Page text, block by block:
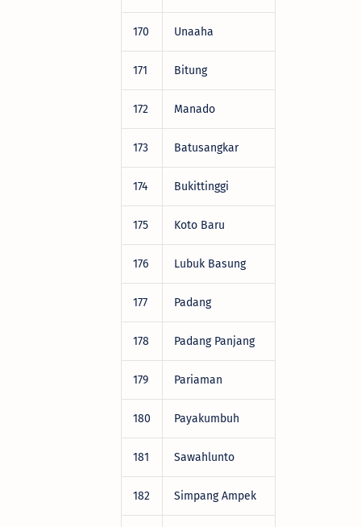
170 Unaaha
171 Bitung
172 Manado
173 Batusangkar
174 Bukittinggi
175 Koto Baru
176 Lubuk Basung
177 Padang
178 Padang Panjang
179 Pariaman
180 Payakumbuh
181 Sawahlunto
182 Simpang Ampek